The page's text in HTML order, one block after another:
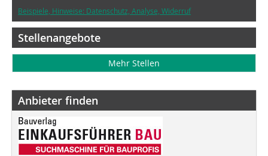
Beispiele, Hinweise: Datenschutz, Analyse, Widerruf
Stellenangebote
Mehr Stellen
Anbieter finden